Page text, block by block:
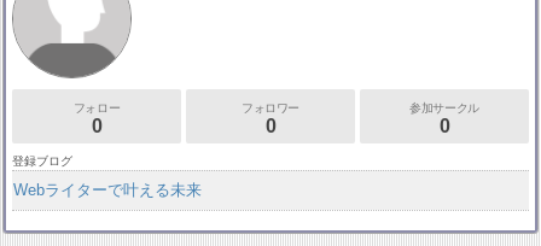
フォロー
0
フォロワー
0
参加サークル
0
登録ブログ
Webライターで叶える未来